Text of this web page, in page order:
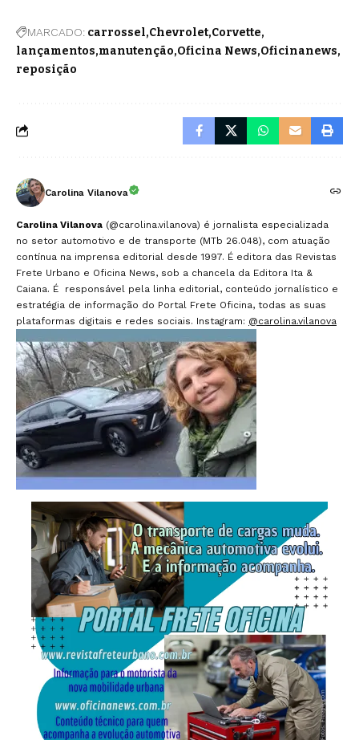
MARCADO: carrossel Chevrolet Corvette
lançamentos manutenção Oficina News Oficinanews
reposição
Carolina Vilanova
Carolina Vilanova (@carolina.vilanova) é jornalista especializada
no setor automotivo e de transporte (MTb 26.048), com atuação
contínua na imprensa editorial desde 1997. É editora das Revistas
Frete Urbano e Oficina News, sob a chancela da Editora Ita &
Caiana. É responsável pela linha editorial, conteúdo jornalístico e
estratégia de informação do Portal Frete Oficina, todas as suas
plataformas digitais e redes sociais. Instagram: @carolina.vilanova